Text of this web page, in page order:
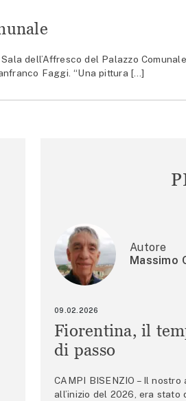
dell’Affresco del Palazzo Comunale
Faggi. “Una pittura […]
Autore
Massimo
09.02.2026
Fiorentina, il
di passo
CAMPI BISENZIO – Il
all’inizio del 2026, era